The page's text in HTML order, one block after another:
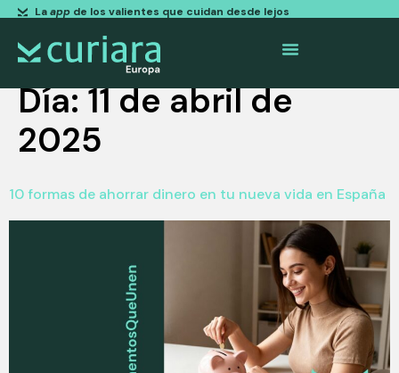
Laappde los valientes que cuidan desde lejos
Día:11 de abril de
2025
10 formas de ahorrar dinero en tu nueva vida en España